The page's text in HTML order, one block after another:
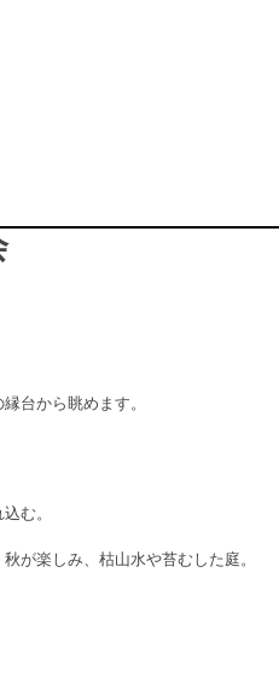
台から眺めます。
む。
が楽しみ、枯山水や苔むした庭。